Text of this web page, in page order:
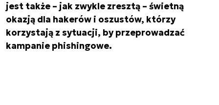
jest także – jak zwykle zresztą – świetną
okazją dla hakerów i oszustów, którzy
korzystają z sytuacji, by przeprowadzać
kampanie phishingowe.